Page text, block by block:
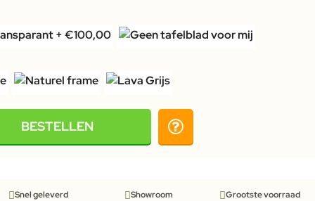
BESTELLEN
Snel geleverd Showroom Grootste voorraad